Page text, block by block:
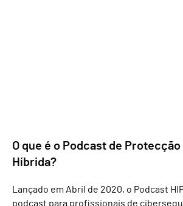
O que é o Podcast de
Híbrida?
Lançado em Abril de 2020, o Podcast
podcast para profissionais de